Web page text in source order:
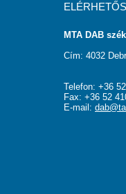
MTA DAB
Cím: 4032
Telefon: +36
Fax: +36 52
E-mail: